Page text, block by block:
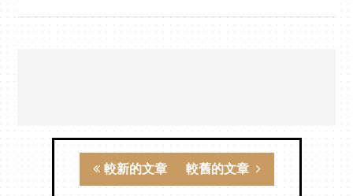
較新的文章 較舊的文章